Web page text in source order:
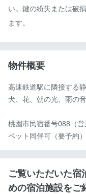
い。鍵の紛失または破
ます。
物件概要
高速鉄道駅に隣接する
犬、花、朝の光、雨の
桃園市民宿番号088（営
ペット同伴可（要予約）
ご覧いただいた宿
めの宿泊施設を